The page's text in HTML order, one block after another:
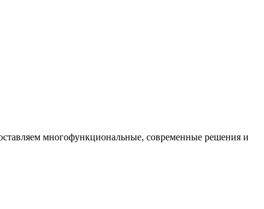
многофункциональные, современные решения и